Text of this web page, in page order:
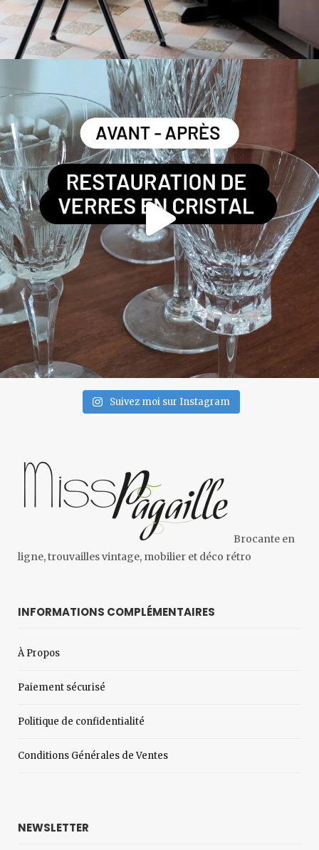
Suivez moi sur Instagram
Brocante en
ligne, trouvailles vintage, mobilier et déco rétro
INFORMATIONS COMPLÉMENTAIRES
À Propos
Paiement sécurisé
Politique de confidentialité
Conditions Générales de Ventes
NEWSLETTER